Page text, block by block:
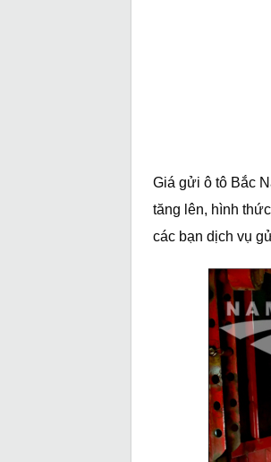
Giá gửi ô tô Bắc
tăng lên, hình
các bạn dịch vụ